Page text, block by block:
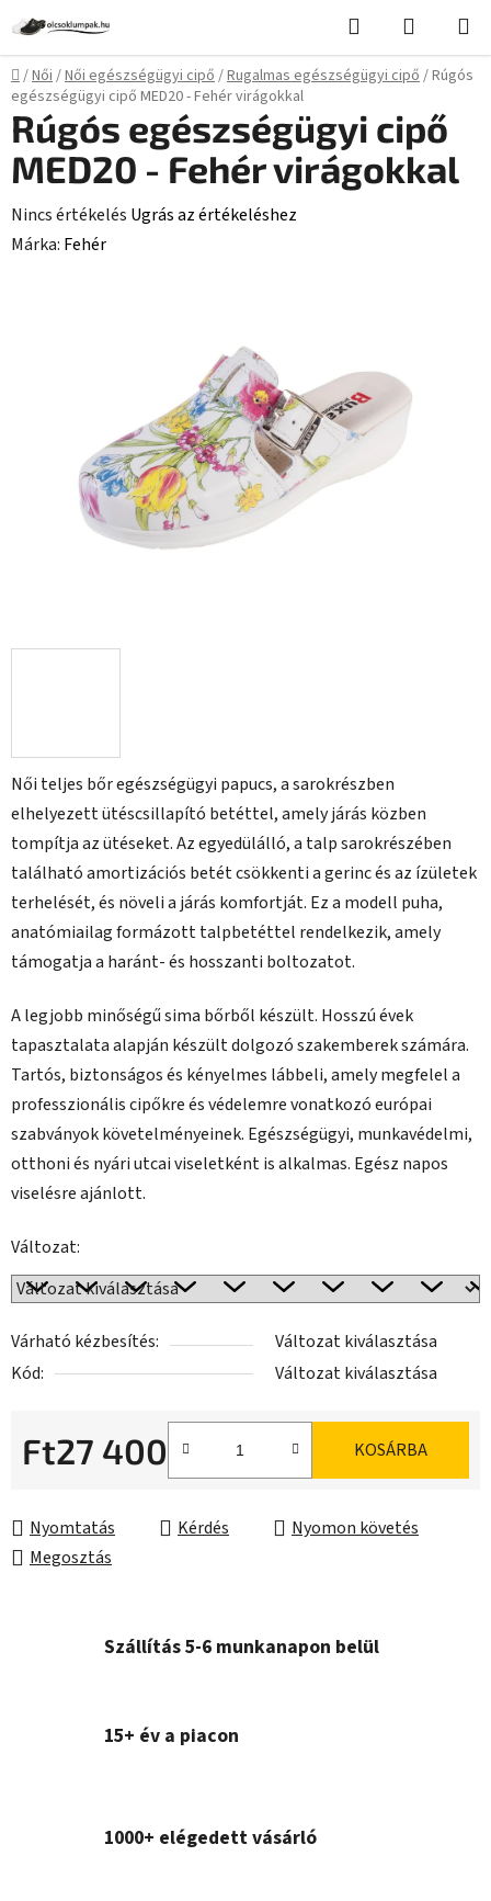
fő
tartalomhoz
Keresés KOSÁR
Kezdőlap
/Női/Női egészségügyi cipő/Rugalmas egészségügyi cipő/Rúgós
egészségügyi cipő MED20 - Fehér virágokkal
Női teljes bőr egészségügyi papucs, a sarokrészben
elhelyezett ütéscsillapító betéttel, amely járás közben
tompítja az ütéseket. Az egyedülálló, a talp sarokrészében
található amortizációs betét csökkenti a gerinc és az ízületek
terhelését, és növeli a járás komfortját. Ez a modell puha,
anatómiailag formázott talpbetéttel rendelkezik, amely
támogatja a haránt- és hosszanti boltozatot.
A legjobb minőségű sima bőrből készült. Hosszú évek
tapasztalata alapján készült dolgozó szakemberek számára.
Tartós, biztonságos és kényelmes lábbeli, amely megfelel a
professzionális cipőkre és védelemre vonatkozó európai
szabványok követelményeinek. Egészségügyi, munkavédelmi,
otthoni és nyári utcai viseletként is alkalmas. Egész napos
viselésre ajánlott.
Változat:
Várható kézbesítés:
Változat kiválasztása
Kód:
Változat kiválasztása
Ft27 400 KOSÁRBA
Nyomtatás Kérdés
Nyomon követés
Megosztás
Rúgós egészségügyi cipő
MED20 - Fehér virágokkal
A
termék
Nincs értékelés Ugrás az értékeléshez
Márka: Fehér
Szállítás 5-6 munkanapon belül
15+ év a piacon
1000+ elégedett vásárló